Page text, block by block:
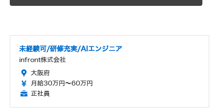
未経験可/研修充実/AIエンジニア
infront株式会社
大阪府
月給30万円～60万円
正社員